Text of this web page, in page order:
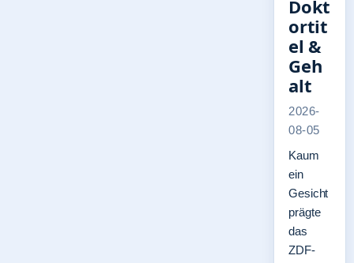
Dokt
ortit
el &
Geh
alt
2026-
08-05
Kaum
ein
Gesicht
prägte
das
ZDF-